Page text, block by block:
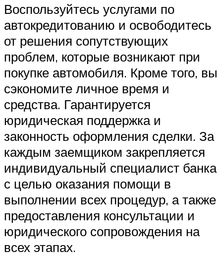
Воспользуйтесь услугами по
автокредитованию и освободитесь
от решения сопутствующих
проблем, которые возникают при
покупке автомобиля. Кроме того, вы
сэкономите личное время и
средства. Гарантируется
юридическая поддержка и
законность оформления сделки. За
каждым заемщиком закрепляется
индивидуальный специалист банка
с целью оказания помощи в
выполнении всех процедур, а также
предоставления консультации и
юридического сопровождения на
всех этапах.